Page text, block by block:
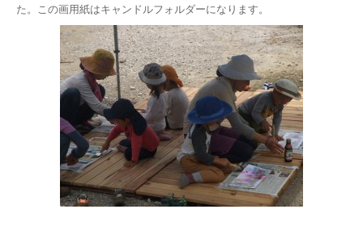
た。この画用紙はキャンドルフォルダーになります。